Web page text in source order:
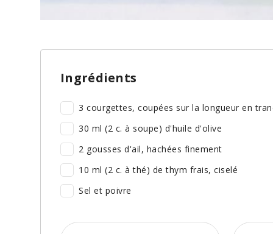
Ingrédients
3 courgettes, coupées sur la longueur en
30 ml (2 c. à soupe) d'huile d'olive
2 gousses d'ail, hachées finement
10 ml (2 c. à thé) de thym frais, ciselé
Sel et poivre